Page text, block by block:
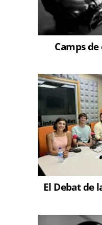
Camps
El Debat de